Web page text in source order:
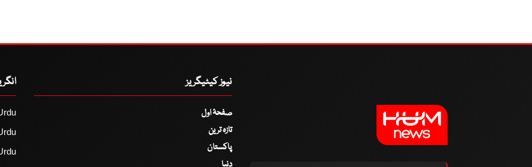
نیوز کیٹیگریز
صفحۂ اول
تازہ ترین
پاکستان